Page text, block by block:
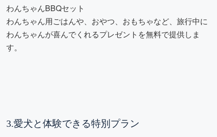
わんちゃんBBQセット
わんちゃん用ごはんや、おやつ、おもちゃなど、旅行中に
わんちゃんが喜んでくれるプレゼントを無料で提供しま
す。
3.愛犬と体験できる特別プラン